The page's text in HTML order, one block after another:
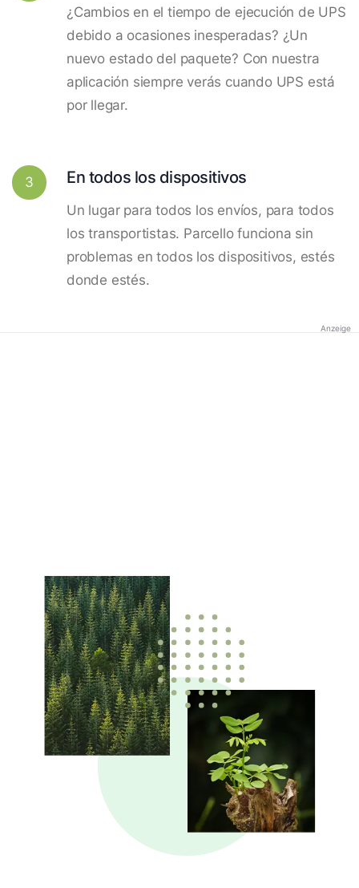
¿Cambios en el tiempo de ejecución de UPS
debido a ocasiones inesperadas? ¿Un
nuevo estado del paquete? Con nuestra
aplicación siempre verás cuando UPS está
por llegar.
3 En todos los dispositivos
Un lugar para todos los envíos, para todos
los transportistas. Parcello funciona sin
problemas en todos los dispositivos, estés
donde estés.
Anzeige